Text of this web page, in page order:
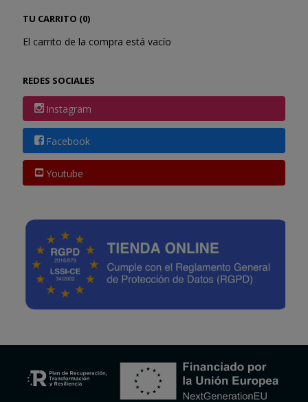
TU CARRITO (0)
El carrito de la compra está vacío
REDES SOCIALES
Instagram
Facebook
Youtube